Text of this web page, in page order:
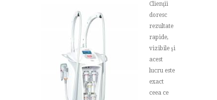
Clienţii
doresc
rezultate
rapide,
vizibile şi
acest
lucru este
exact
ceea ce